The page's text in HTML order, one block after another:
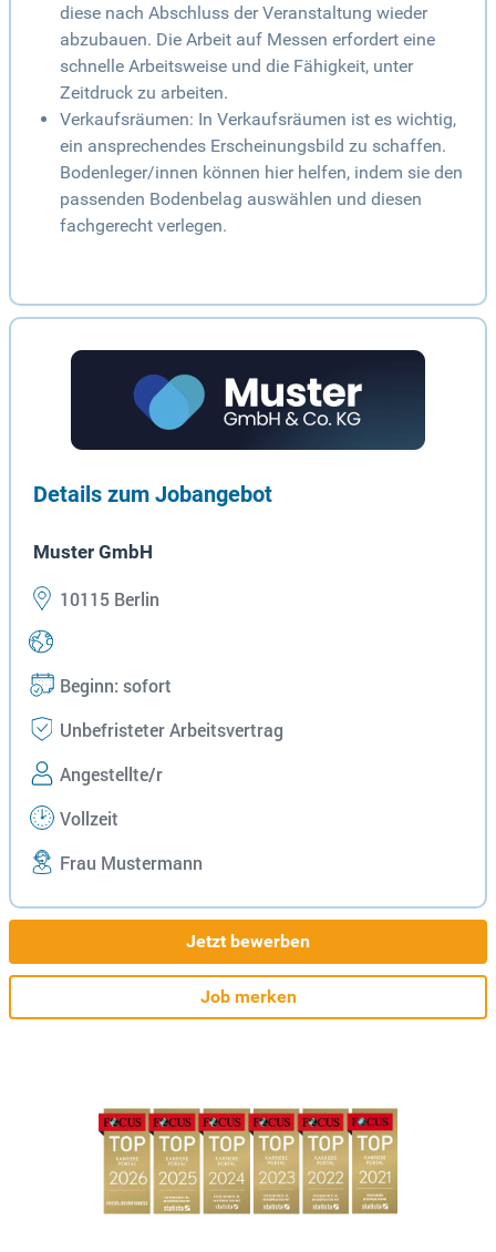
diese nach Abschluss der Veranstaltung wieder
abzubauen. Die Arbeit auf Messen erfordert eine
schnelle Arbeitsweise und die Fähigkeit, unter
Zeitdruck zu arbeiten.
Verkaufsräumen: In Verkaufsräumen ist es wichtig,
ein ansprechendes Erscheinungsbild zu schaffen.
Bodenleger/innen können hier helfen, indem sie den
passenden Bodenbelag auswählen und diesen
fachgerecht verlegen.
Details zum Jobangebot
Muster GmbH
10115 Berlin
Beginn: sofort
Unbefristeter Arbeitsvertrag
Angestellte/r
Vollzeit
Frau Mustermann
Jetzt bewerben
Job merken